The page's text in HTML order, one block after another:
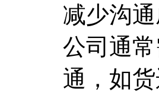
减少沟
公司通
通，如